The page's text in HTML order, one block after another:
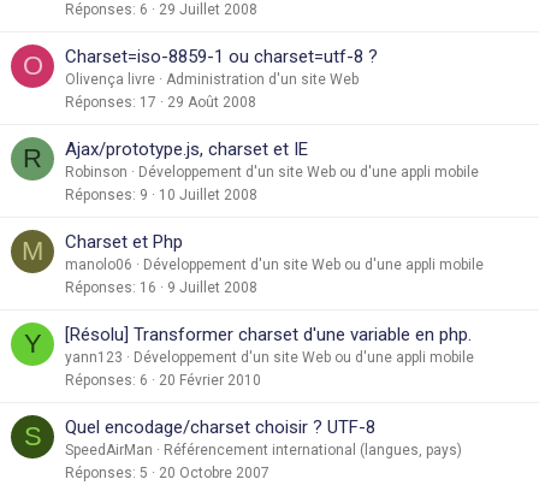
Réponses 6 29 Juillet 2008
O Charset=iso-8859-1 ou charset=utf-8 ?
Olivença livre
Administration d'un site Web
Réponses 17 29 Août 2008
R Ajax/prototype.js, charset et IE
Robinson
Développement d'un site Web ou d'une appli mobile
Réponses 9 10 Juillet 2008
M Charset et Php
manolo06
Développement d'un site Web ou d'une appli mobile
Réponses 16 9 Juillet 2008
Y [Résolu] Transformer charset d'une variable en php.
yann123
Développement d'un site Web ou d'une appli mobile
Réponses 6 20 Février 2010
S Quel encodage/charset choisir ? UTF-8
SpeedAirMan
Référencement international (langues, pays)
Réponses 5 20 Octobre 2007